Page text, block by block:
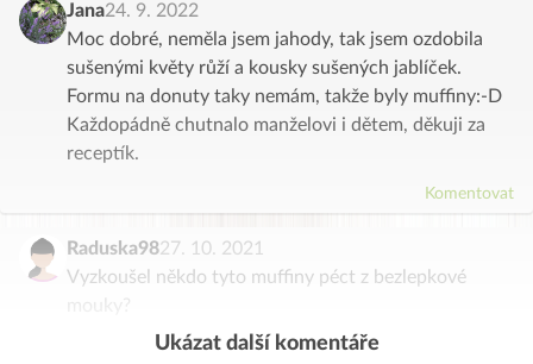
Jana24. 9. 2022
Moc dobré, neměla jsem jahody, tak jsem ozdobila
sušenými květy růží a kousky sušených jablíček.
Formu na donuty taky nemám, takže byly muffiny:-D
Každopádně chutnalo manželovi i dětem, děkuji za
receptík.
Komentovat
Raduska9827. 10. 2021
Vyzkoušel někdo tyto muffiny péct z bezlepkové
mouky?
Ukázat další komentáře